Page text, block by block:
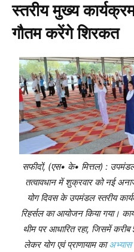
स्तरीय मुख्य
गौतम करेंगे शिरकत
सफीदों, (एस• के• मित्तल) :
तत्वावधान में शुक्रवार को नई
योग दिवस के उपमंडल स्तरीय
रिहर्सल का आयोजन किया गया।
थीम पर आधारित रहा, जिसमें करीब
लेकर योग एवं प्राणायाम काअभ्यास